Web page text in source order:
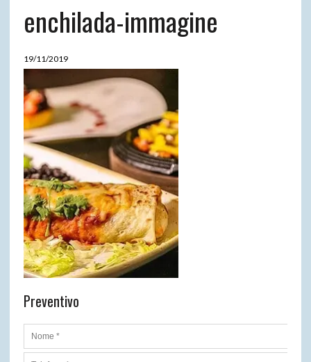
enchilada-immagine
19/11/2019
Preventivo